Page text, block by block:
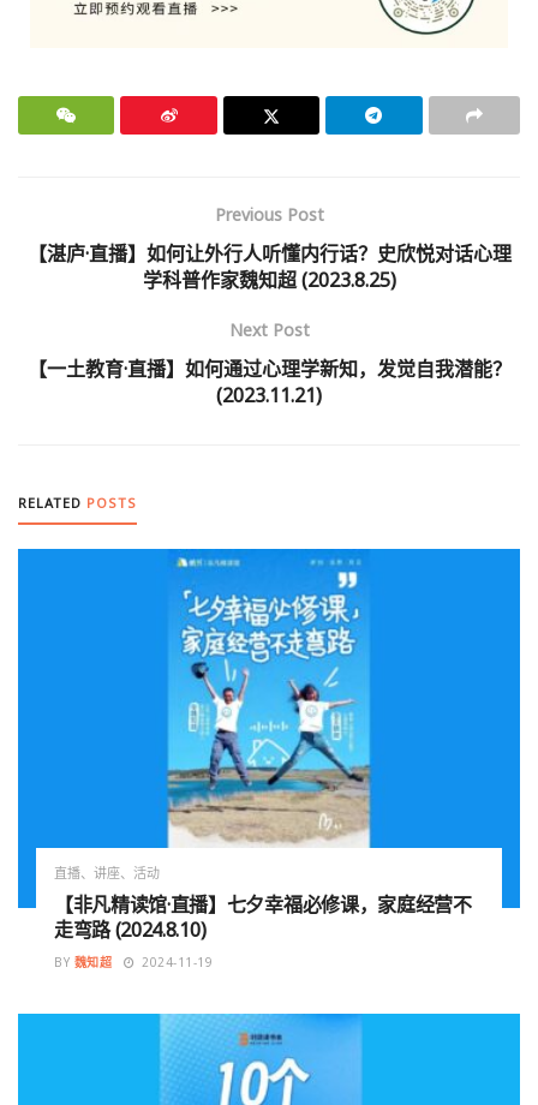
Previous Post
【湛庐·直播】如何让外行人听懂内行话？史欣悦对话心理
学科普作家魏知超 (2023.8.25)
Next Post
【一土教育·直播】如何通过心理学新知，发觉自我潜能？
(2023.11.21)
RELATED POSTS
直播、讲座、活动
【非凡精读馆·直播】七夕幸福必修课，家庭经营不
走弯路 (2024.8.10)
BY 魏知超 2024-11-19